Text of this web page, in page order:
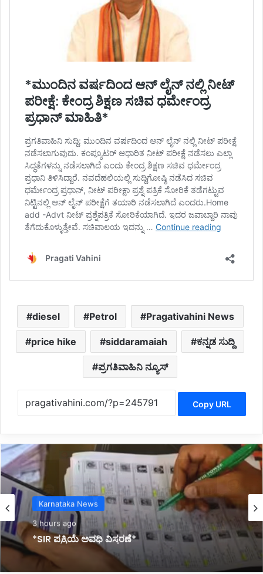
diesel Petrol Pragativahini News
price hike siddaramaiah ಕನ್ನಡ ಸುದ್ದಿ
ಪ್ರಗತಿವಾಹಿನಿ ನ್ಯೂಸ್
Copy URL
Latest
3 hours ago
*ಬೆಳಗಾವಿ–ಗೋವಾ ಸೌಹಾರ್ಧತೆ ಇನ್ನಷ್ಟು ಬಲಗೊಳ್ಳಲಿ:
ಪ್ರತಿಮಾ ಧೋಂಡ್* *ಬಿಸಿಸಿಐ ನೂತನ ಪದಾಧಿಕಾರಿಗಳ
ಪದಗ್ರಹಣ ಸಮಾರಂಭ* *News in Kannada,
English, Marathi*